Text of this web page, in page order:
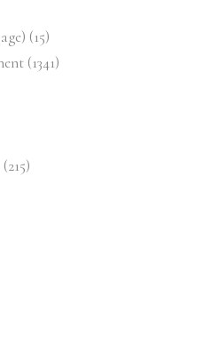
1515
produits
13411341
215215